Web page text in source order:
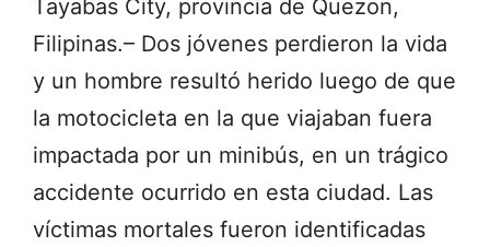
Tayabas City, provincia de Quezon,
Filipinas.– Dos jóvenes perdieron la vida
y un hombre resultó herido luego de que
la motocicleta en la que viajaban fuera
impactada por un minibús, en un trágico
accidente ocurrido en esta ciudad. Las
víctimas mortales fueron identificadas